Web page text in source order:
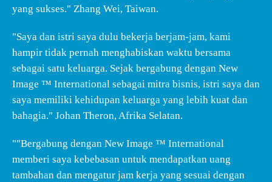
yang sukses." Zhang Wei, Taiwan.
"Saya dan istri saya dulu bekerja berjam-jam, kami
hampir tidak pernah menghabiskan waktu bersama
sebagai satu keluarga. Sejak bergabung dengan New
Image ™ International sebagai mitra bisnis, istri saya dan
saya memiliki kehidupan keluarga yang lebih kuat dan
bahagia." Johan Theron, Afrika Selatan.
""Bergabung dengan New Image ™ International
memberi saya kebebasan untuk mendapatkan uang
tambahan dan mengatur jam kerja yang sesuai dengan